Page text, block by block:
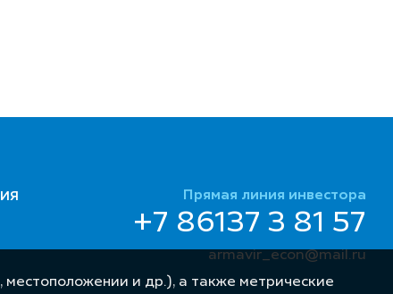
Прямая линия инвестора
+7 86137 3 81 57
armavir_econ@mail.ru
и др.), а также метрические